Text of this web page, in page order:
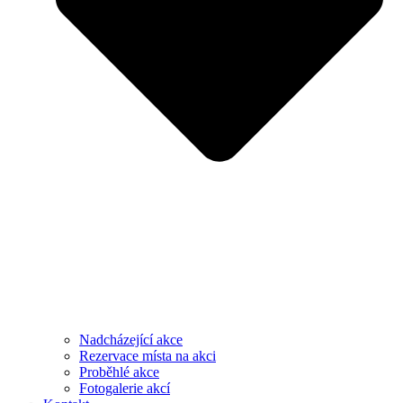
Nadcházející akce
Rezervace místa na akci
Proběhlé akce
Fotogalerie akcí